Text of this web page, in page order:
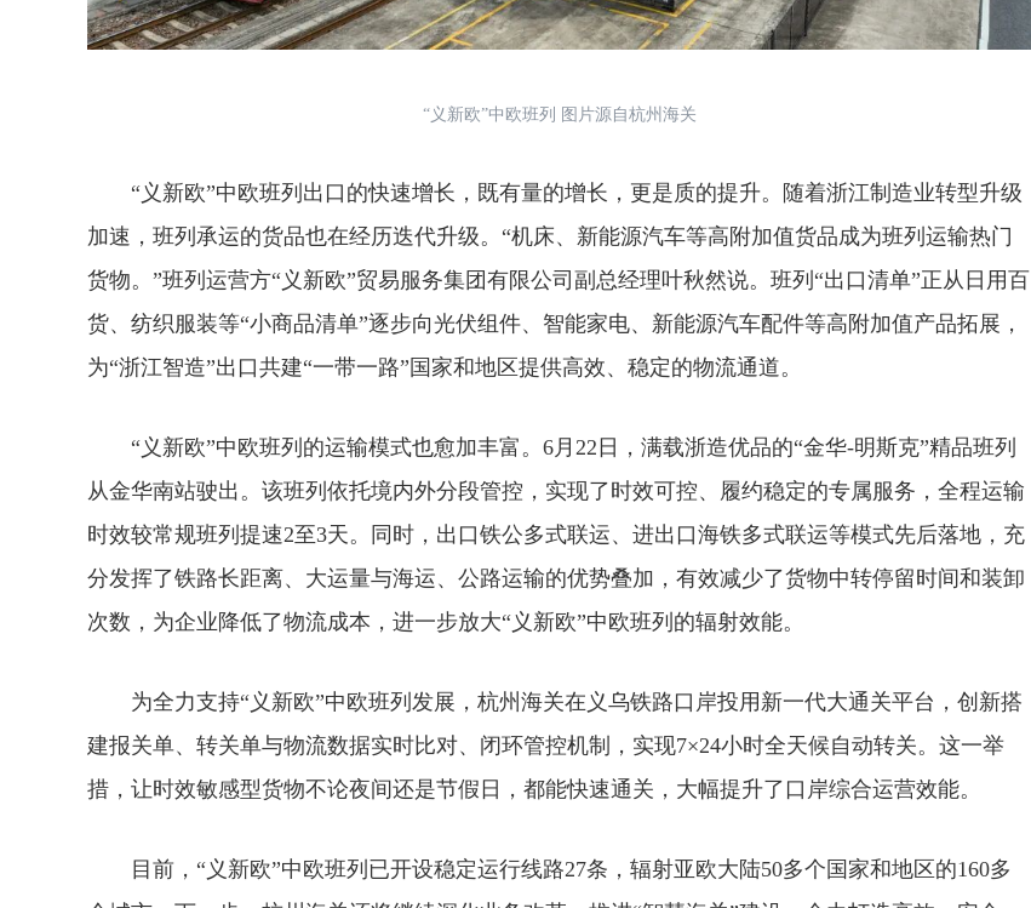
“义新欧”中欧班列 图片源自杭州海关
“义新欧”中欧班列出口的快速增长，既有量的增长，更是质的提升。 随着浙江制造业转型升级
加速，班列承运的货品也在经历迭代升级。“机床、新能源汽车等高附加值货品成为班列运输热门
货物。”班列运营方“义新欧”贸易服务集团有限公司副总经理叶秋然说。班列“出口清单”正从日用百
货、纺织服装等“小商品清单”逐步向光伏组件、智能家电、新能源汽车配件等高附加值产品拓展，
为“浙江智造”出口共建“一带一路”国家和地区提供高效、稳定的物流通道。
“义新欧”中欧班列的运输模式也愈加丰富。6月22日，满载浙造优品的“金华-明斯克”精品班列
从金华南站驶出。该班列依托境内外分段管控，实现了时效可控、履约稳定的专属服务，全程运输
时效较常规班列提速2至3天。同时，出口铁公多式联运、进出口海铁多式联运等模式先后落地，充
分发挥了铁路长距离、大运量与海运、公路运输的优势叠加，有效减少了货物中转停留时间和装卸
次数，为企业降低了物流成本，进一步放大“义新欧”中欧班列的辐射效能。
为全力支持“义新欧”中欧班列发展，杭州海关在义乌铁路口岸投用新一代大通关平台，创新搭
建报关单、转关单与物流数据实时比对、闭环管控机制，实现7×24小时全天候自动转关。这一举
措，让时效敏感型货物不论夜间还是节假日，都能快速通关，大幅提升了口岸综合运营效能。
目前，“义新欧”中欧班列已开设稳定运行线路27条，辐射亚欧大陆50多个国家和地区的160多